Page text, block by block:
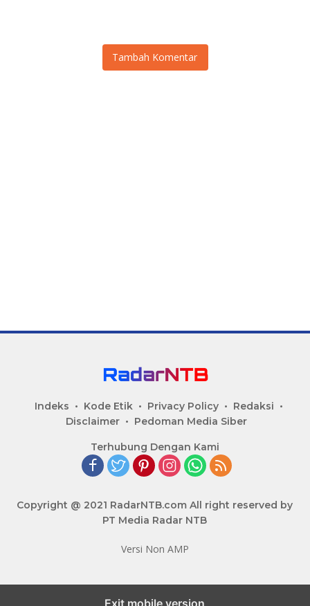
Tambah Komentar
Indeks Kode Etik Privacy Policy
Redaksi
Disclaimer
Pedoman Media Siber
Terhubung Dengan Kami
Copyright @ 2021 RadarNTB.com All right reserved by
PT Media Radar NTB
Versi Non AMP
Exit mobile version